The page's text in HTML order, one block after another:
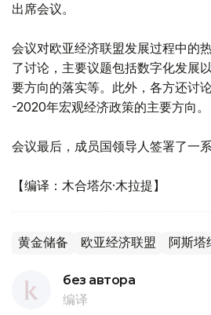
出席会议。
会议对欧亚经济联盟发展过程中的
了讨论，主要议题包括数字化发展
要方向的落实等。此外，各方还讨
-2020年宏观经济政策的主要方向。
会议最后，成员国领导人签署了一
【编译：木合塔尔·木拉提】
黄金储备 欧亚经济联盟 阿斯塔
без автора
编译